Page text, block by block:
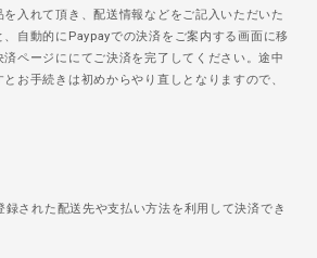
入れて頂き、配送情報などをご記入いただいた
、自動的にPaypayでの決済をご案内する画面に移
ページににてご決済を完了してください。途中
お手続きは初めからやり直しとなりますので、
された配送先や支払い方法を利用して決済でき